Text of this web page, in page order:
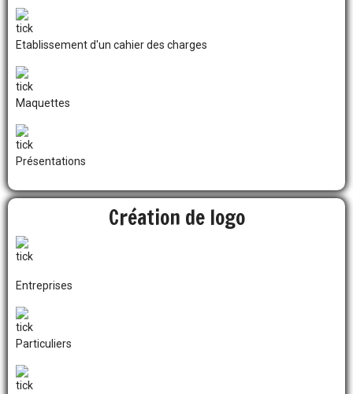
Etablissement d'un cahier des charges
Maquettes
Présentations
Création de logo
Entreprises
Particuliers